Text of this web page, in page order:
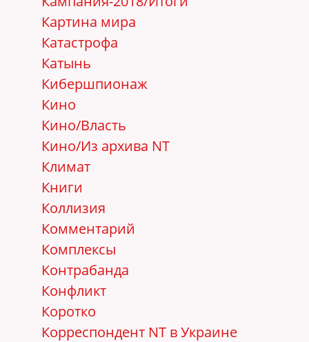
Картина мира
Катастрофа
Катынь
Кибершпионаж
Кино
Кино/Власть
Кино/Из архива NT
Климат
Книги
Коллизия
Комментарий
Комплексы
Контрабанда
Конфликт
Коротко
Корреспондент NT в Украине